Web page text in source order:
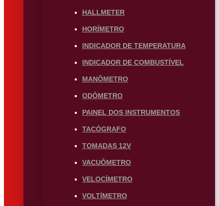
HALLMETER
HORÍMETRO
INDICADOR DE TEMPERATURA
INDICADOR DE COMBUSTÍVEL
MANÔMETRO
ODÔMETRO
PAINEL DOS INSTRUMENTOS
TACÓGRAFO
TOMADAS 12V
VACUÔMETRO
VELOCÍMETRO
VOLTÍMETRO